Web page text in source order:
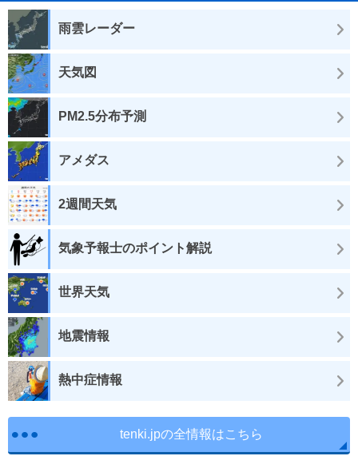
雨雲レーダー
天気図
PM2.5分布予測
アメダス
2週間天気
気象予報士のポイント解説
世界天気
地震情報
熱中症情報
tenki.jpの全情報はこちら